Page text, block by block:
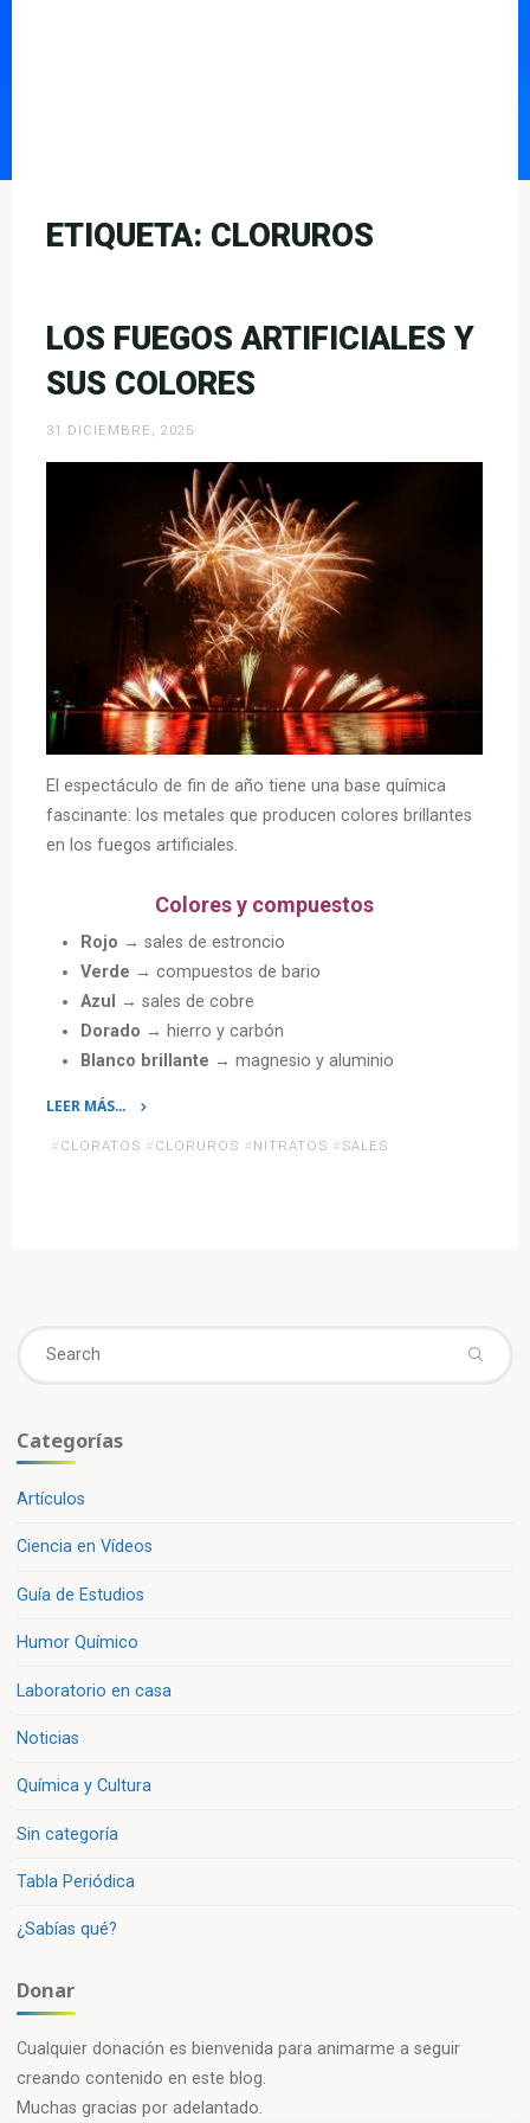
ETIQUETA: CLORUROS
LOS FUEGOS ARTIFICIALES Y
SUS COLORES
31 DICIEMBRE, 2025
El espectáculo de fin de año tiene una base química
fascinante: los metales que producen colores brillantes
en los fuegos artificiales.
Colores y compuestos
Rojo → sales de estroncio
Verde → compuestos de bario
Azul
→ sales de cobre
Dorado → hierro y carbón
Blanco brillante → magnesio y aluminio
LEER MÁS…
# CLORATOS # CLORUROS # NITRATOS # SALES
Categorías
Artículos
Ciencia en Vídeos
Guía de Estudios
Humor Químico
Laboratorio en casa
Noticias
Química y Cultura
Sin categoría
Tabla Periódica
¿Sabías qué?
Donar
Cualquier donación es bienvenida para animarme a seguir
creando contenido en este blog.
Muchas gracias por adelantado.